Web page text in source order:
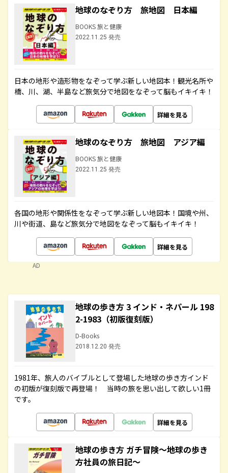
地球のなぞり方 旅地図 日本編
BOOKS 旅と健康
2022.11.25 発売
日本の地形や造形物をなぞって学ぶ新しい地図本！観光名所や
橋、川、湖、半島など旅気分で地図をなぞって脳もイキイキ！
詳細を見る
地球のなぞり方 旅地図 アジア編
BOOKS 旅と健康
2022.11.25 発売
各国の地形や関係性をなぞって学ぶ新しい地図本！国境や州、
川や街道、島など旅気分で地図をなぞって脳もイキイキ！
詳細を見る
AD
地球の歩き方 3 インド・ネパール 198
2-1983（初版復刻版）
D-Books
2018.12.20 発売
1981年、旅人のバイブルとして登場した地球の歩き方インド
の初版が復刻版で再登場！ 当時の旅を思い出して欲しい1冊
です。
詳細を見る
地球の歩き方 ガチ冒険～地球の歩き
方社員の旅日記～